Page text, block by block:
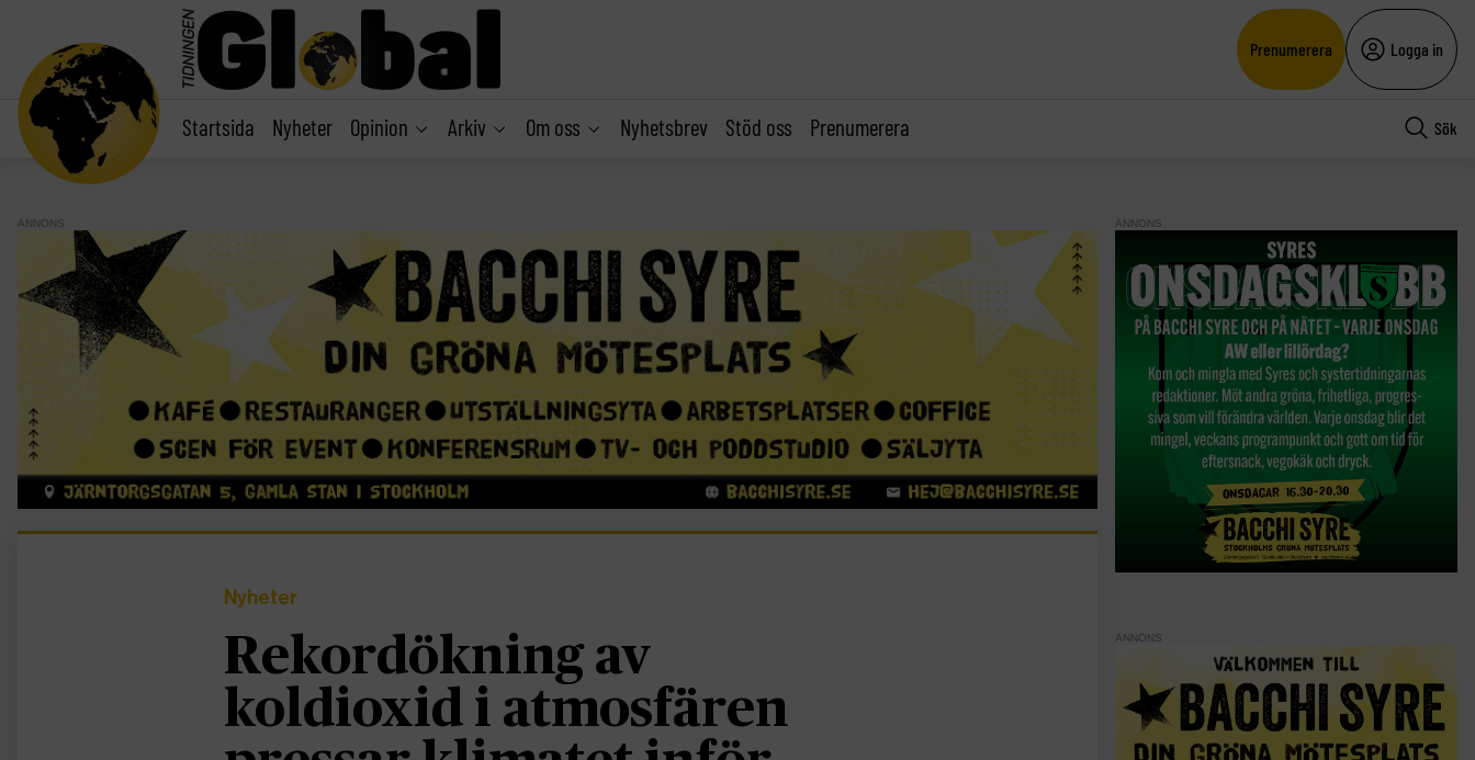
Prenumerera Logga in
Startsida Nyheter Opinion Arkiv Om oss Nyhetsbrev Stöd oss Prenumerera Sök
ANNONS
Nyheter
Rekordökning av
koldioxid i atmosfären
ANNONS
ANNONS